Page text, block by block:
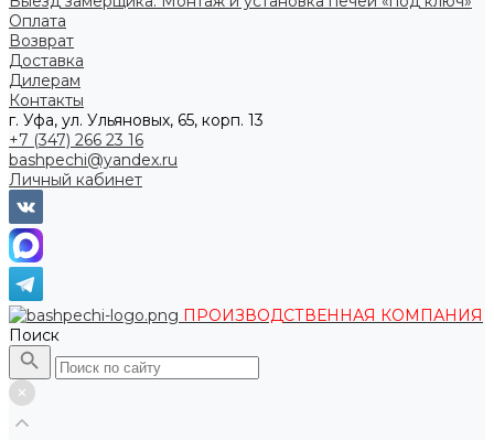
Оплата
Возврат
Доставка
Дилерам
Контакты
г. Уфа, ул. Ульяновых, 65, корп. 13
+7 (347) 266 23 16
bashpechi@yandex.ru
Личный кабинет
ПРОИЗВОДСТВЕННАЯ КОМПАНИЯ
Поиск